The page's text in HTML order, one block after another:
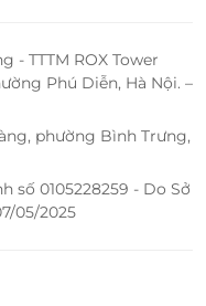
- TTTM ROX Tower
Phú Diễn, Hà Nội. –
phường Bình Trưng,
số 0105228259 - Do Sở
05/2025